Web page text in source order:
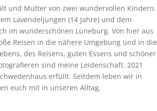
und Mutter von zwei wundervollen Kindern.
Lavendeljungen (14 Jahre) und dem
im wunderschönen Lüneburg. Von hier aus
Reisen in die nähere Umgebung und in die
des Reisens, guten Essens und schöner
sind meine Leidenschaft. 2021
erfüllt. Seitdem leben wir in
euch mit in unseren Alltag.